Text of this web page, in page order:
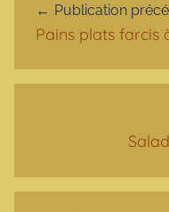
Publication
Pains plats farcis